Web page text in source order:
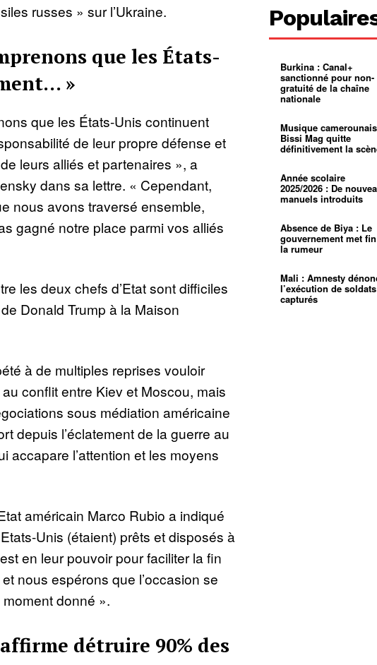
russes » sur l’Ukraine.
que les États-
»
que les États-Unis continuent
de leur propre défense et
leurs alliés et partenaires », a
dans sa lettre. « Cependant,
nous avons traversé ensemble,
gagné notre place parmi vos alliés
les deux chefs d’Etat sont difficiles
Donald Trump à la Maison
à de multiples reprises vouloir
conflit entre Kiev et Moscou, mais
sous médiation américaine
depuis l’éclatement de la guerre au
accapare l’attention et les moyens
américain Marco Rubio a indiqué
Unis (étaient) prêts et disposés à
en leur pouvoir pour faciliter la fin
nous espérons que l’occasion se
donné ».
détruire 90% des
au
Alexis
Dipanda
Mouelle
dernier
01:22
Burkina : Canal+
sanctionné pour non-
gratuité de la chaîne
nationale
Musique
Bissi Mag quitte
définitivement la
Année scolaire
2025/2026 : De
manuels introduits
Absence de Biya : Le
gouvernement met
la rumeur
Mali : Amnesty
l’exécution de soldats
capturés